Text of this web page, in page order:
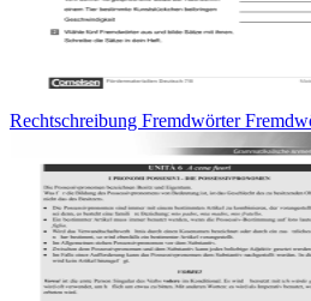
Rechtschreibung Fremdwörter